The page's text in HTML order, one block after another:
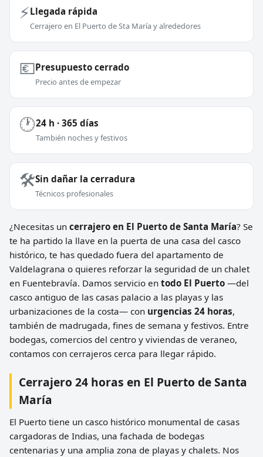
⚡Llegada rápida
Cerrajero en El Puerto de Sta María y alrededores
💶Presupuesto cerrado
Precio antes de empezar
🕐24 h · 365 días
También noches y festivos
🛠️Sin dañar la cerradura
Técnicos profesionales
¿Necesitas un cerrajero en El Puerto de Santa María? Se
te ha partido la llave en la puerta de una casa del casco
histórico, te has quedado fuera del apartamento de
Valdelagrana o quieres reforzar la seguridad de un chalet
en Fuentebravía. Damos servicio en todo El Puerto —del
casco antiguo de las casas palacio a las playas y las
urbanizaciones de la costa— con urgencias 24 horas,
también de madrugada, fines de semana y festivos. Entre
bodegas, comercios del centro y viviendas de veraneo,
contamos con cerrajeros cerca para llegar rápido.
Cerrajero 24 horas en El Puerto de Santa
María
El Puerto tiene un casco histórico monumental de casas
cargadoras de Indias, una fachada de bodegas
centenarias y una amplia zona de playas y chalets. Nos